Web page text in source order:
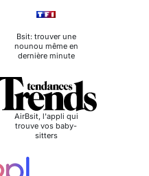
Bsit: trouver une
nounou même en
dernière minute
AirBsit, l'appli qui
trouve vos baby-
sitters